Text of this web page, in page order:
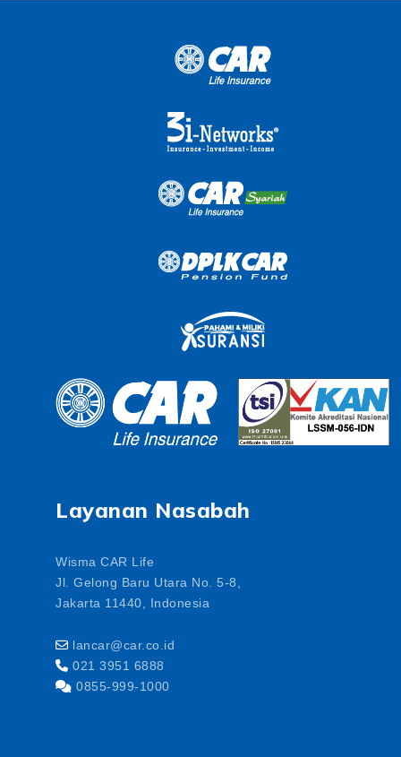
Layanan Nasabah
Wisma CAR Life
Jl. Gelong Baru Utara No. 5-8,
Jakarta 11440, Indonesia
lancar@car.co.id
021 3951 6888
0855-999-1000